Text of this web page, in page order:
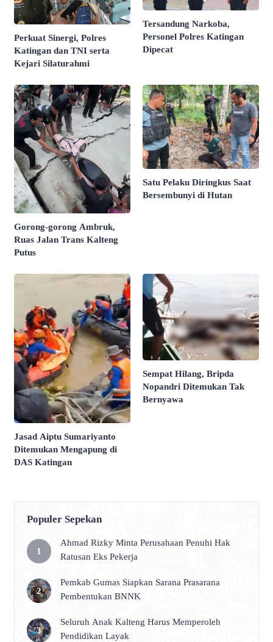
Perkuat Sinergi, Polres
Katingan dan TNI serta
Kejari Silaturahmi
Tersandung Narkoba,
Personel Polres Katingan
Dipecat
Gorong-gorong Ambruk,
Ruas Jalan Trans Kalteng
Putus
Satu Pelaku Diringkus Saat
Bersembunyi di Hutan
Jasad Aiptu Sumariyanto
Ditemukan Mengapung di
DAS Katingan
Sempat Hilang, Bripda
Nopandri Ditemukan Tak
Bernyawa
Populer Sepekan
Ahmad Rizky Minta Perusahaan Penuhi Hak
Ratusan Eks Pekerja
Pemkab Gumas Siapkan Sarana Prasarana
Pembentukan BNNK
Seluruh Anak Kalteng Harus Memperoleh
Pendidikan Layak